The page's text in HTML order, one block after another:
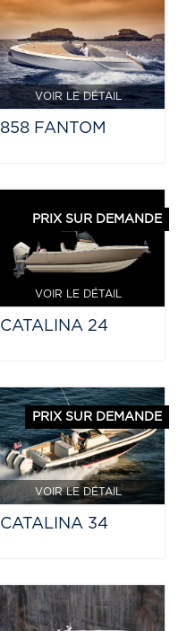
VOIR LE DÉTAIL
858 FANTOM
VOIR LE DÉTAIL
PRIX SUR DEMANDE
CATALINA 24
VOIR LE DÉTAIL
PRIX SUR DEMANDE
CATALINA 34